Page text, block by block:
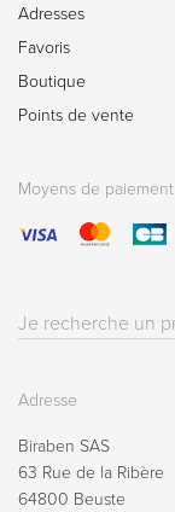
Adresses
Favoris
Boutique
Points de vente
Moyens de paiement
Résultat(s)
Adresse
Biraben SAS
63 Rue de la Ribère
64800 Beuste